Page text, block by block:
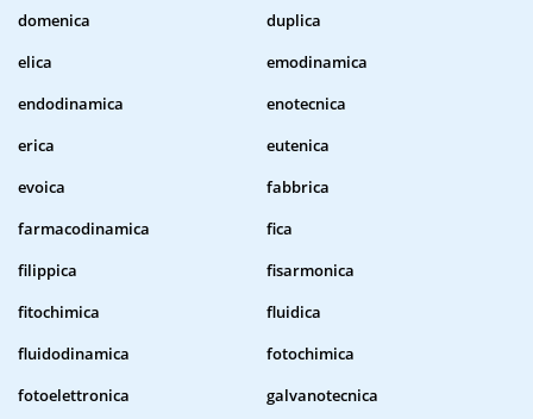
domenica
duplica
elica
emodinamica
endodinamica
enotecnica
erica
eutenica
evoica
fabbrica
farmacodinamica
fica
filippica
fisarmonica
fitochimica
fluidica
fluidodinamica
fotochimica
fotoelettronica
galvanotecnica